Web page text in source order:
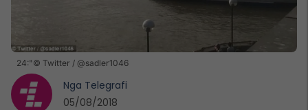
24:"© Twitter / @sadler1046
Nga Telegrafi
05/08/2018